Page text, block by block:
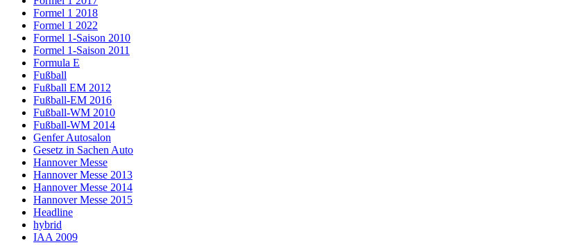
Formel 1 2018
Formel 1 2022
Formel 1-Saison 2010
Formel 1-Saison 2011
Formula E
Fußball
Fußball EM 2012
Fußball-EM 2016
Fußball-WM 2010
Fußball-WM 2014
Genfer Autosalon
Gesetz in Sachen Auto
Hannover Messe
Hannover Messe 2013
Hannover Messe 2014
Hannover Messe 2015
Headline
hybrid
IAA 2009